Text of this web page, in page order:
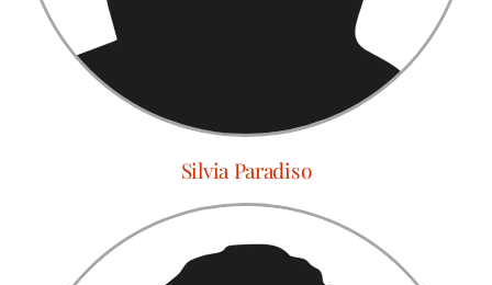
Silvia Paradiso